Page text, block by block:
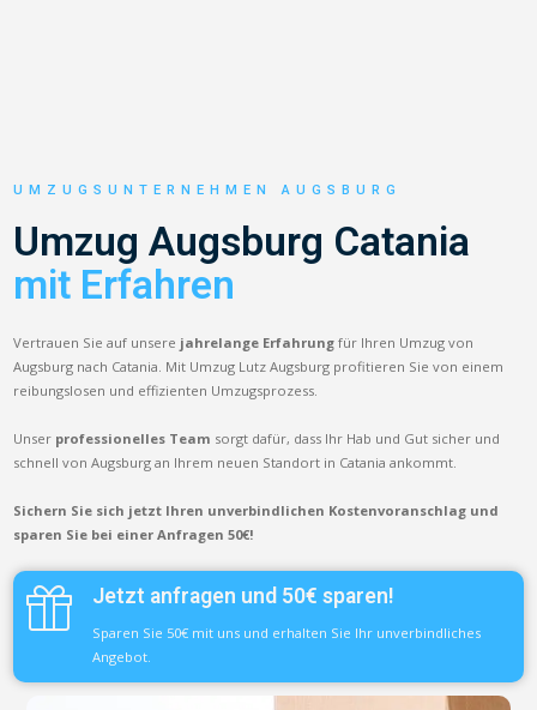
UMZUGSUNTERNEHMEN AUGSBURG
Umzug Augsburg Catania
mit Erfahren
Vertrauen Sie auf unsere jahrelange Erfahrung für Ihren Umzug von
Augsburg nach Catania. Mit Umzug Lutz Augsburg profitieren Sie von einem
reibungslosen und effizienten Umzugsprozess.
Unser professionelles Team sorgt dafür, dass Ihr Hab und Gut sicher und
schnell von Augsburg an Ihrem neuen Standort in Catania ankommt.
Sichern Sie sich jetzt Ihren unverbindlichen Kostenvoranschlag und
sparen Sie bei einer Anfragen 50€!
Jetzt anfragen und 50€ sparen!
Sparen Sie 50€ mit uns und erhalten Sie Ihr unverbindliches
Angebot.